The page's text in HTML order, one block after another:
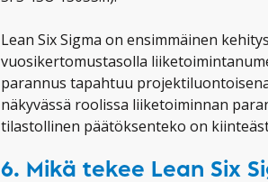
Lean Six Sigma on ensimmäinen
vuosikertomustasolla
parannus tapahtuu
näkyvässä roolissa liiketoiminnan
tilastollinen päätöksenteko on
6. Mikä tekee Lean Six